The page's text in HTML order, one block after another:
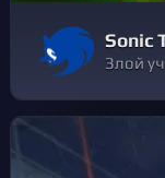
Sonic